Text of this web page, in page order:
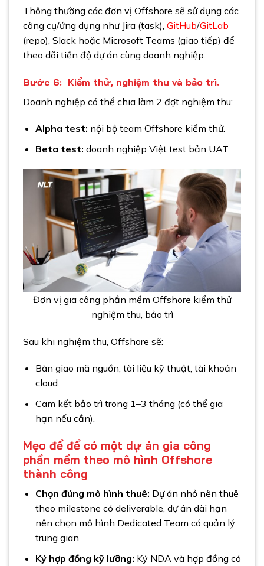
Thông thường các đơn vị Offshore sẽ sử dụng các
công cụ/ứng dụng như Jira (task), GitHub/GitLab
(repo), Slack hoặc Microsoft Teams (giao tiếp) để
theo dõi tiến độ dự án cùng doanh nghiệp.
Bước 6: Kiểm thử, nghiệm thu và bảo trì.
Doanh nghiệp có thể chia làm 2 đợt nghiệm thu:
Alpha test: nội bộ team Offshore kiểm thử.
Beta test: doanh nghiệp Việt test bản UAT.
Đơn vị gia công phần mềm Offshore kiểm thử
nghiệm thu, bảo trì
Sau khi nghiệm thu, Offshore sẽ:
Bàn giao mã nguồn, tài liệu kỹ thuật, tài khoản
cloud.
Cam kết bảo trì trong 1–3 tháng (có thể gia
hạn nếu cần).
Mẹo để để có một dự án gia công
phần mềm theo mô hình Offshore
thành công
Chọn đúng mô hình thuê: Dự án nhỏ nên thuê
theo milestone có deliverable, dự án dài hạn
nên chọn mô hình Dedicated Team có quản lý
trung gian.
Ký hợp đồng kỹ lưỡng: Ký NDA và hợp đồng có